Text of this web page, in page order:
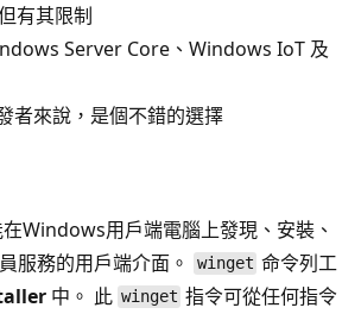
有其限制
Server Core、Windows IoT 及
者來說，是個不錯的選擇
Windows用戶端電腦上發現、安裝、
服務的用戶端介面。
winget 命令列工
中。 此 winget 指令可從任何指令